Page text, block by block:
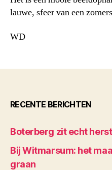
lauwe, sfeer van een
WD
RECENTE BERICHTEN
Boterberg zit echt
Bij Witmarsum: het
graan